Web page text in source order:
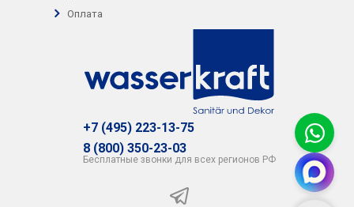
Оплата
+7 (495) 223-13-75
8 (800) 350-23-03
Бесплатные звонки для всех регионов РФ